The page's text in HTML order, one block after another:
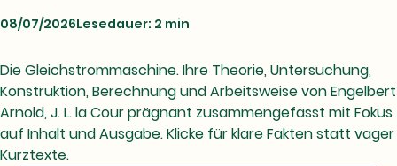
08/07/2026Lesedauer: 2 min
Die Gleichstrommaschine. Ihre Theorie, Untersuchung,
Konstruktion, Berechnung und Arbeitsweise von Engelbert
Arnold, J. L. la Cour prägnant zusammengefasst mit Fokus
auf Inhalt und Ausgabe. Klicke für klare Fakten statt vager
Kurztexte.